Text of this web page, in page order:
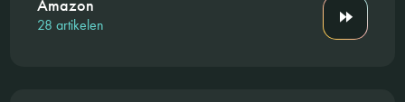
Amazon
28 artikelen